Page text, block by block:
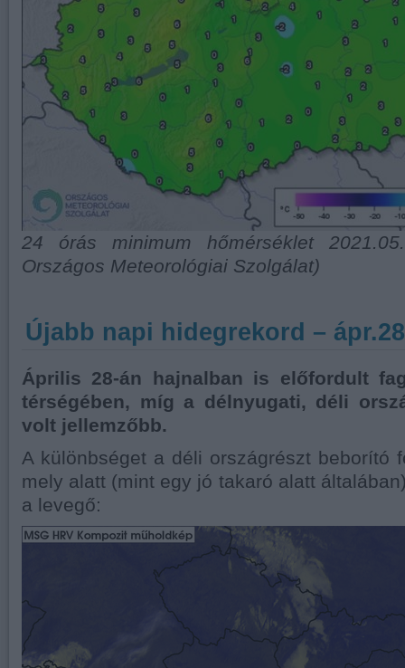
24 órás minimum hőmérséklet
Országos Meteorológiai Szolgálat)
Újabb napi hidegrekord –
Április 28-án hajnalban is előfordult
térségében, míg a délnyugati, déli
volt jellemzőbb.
A különbséget a déli országrészt beborító
mely alatt (mint egy jó takaró alatt
a levegő: